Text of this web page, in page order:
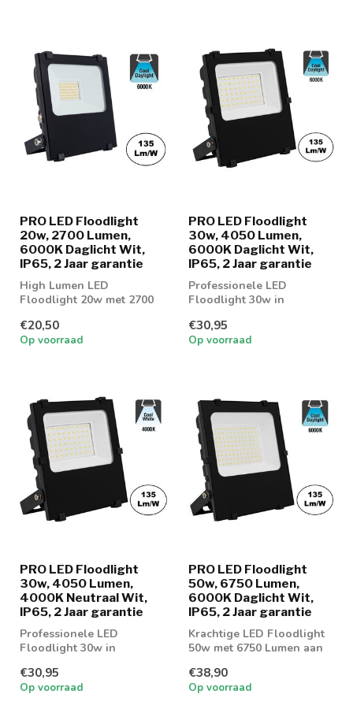
PRO LED Floodlight
20w, 2700 Lumen,
6000K Daglicht Wit,
IP65, 2 Jaar garantie
High Lumen LED
Floodlight 20w met 2700
€20,50
Op voorraad
PRO LED Floodlight
30w, 4050 Lumen,
6000K Daglicht Wit,
IP65, 2 Jaar garantie
Professionele LED
Floodlight 30w in
Wit
€30,95
Op voorraad
PRO LED Floodlight
30w, 4050 Lumen,
4000K Neutraal Wit,
IP65, 2 Jaar garantie
Professionele LED
Floodlight 30w in
Wit
€30,95
Op voorraad
PRO LED Floodlight
50w, 6750 Lumen,
6000K Daglicht Wit,
IP65, 2 Jaar garantie
Krachtige LED Floodlight
50w met 6750 Lumen aan
€38,90
Op voorraad